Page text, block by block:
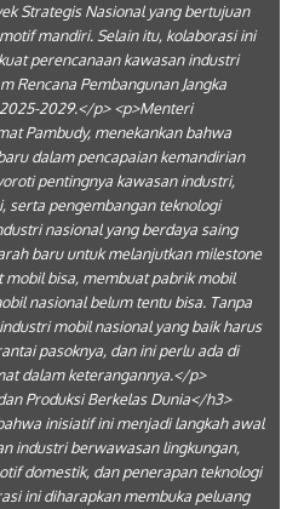
Strategis Nasional yang bertujuan
mandiri. Selain itu, kolaborasi ini
perencanaan kawasan industri
Rencana Pembangunan Jangka
2029.</p> <p>Menteri
Pambudy, menekankan bahwa
dalam pencapaian kemandirian
pentingnya kawasan industri,
serta pengembangan teknologi
nasional yang berdaya saing
baru untuk melanjutkan milestone
mobil bisa, membuat pabrik mobil
nasional belum tentu bisa. Tanpa
mobil nasional yang baik harus
pasoknya, dan ini perlu ada di
dalam keterangannya.</p>
Produksi Berkelas Dunia</h3>
inisiatif ini menjadi langkah awal
industri berwawasan lingkungan,
domestik, dan penerapan teknologi
ini diharapkan membuka peluang